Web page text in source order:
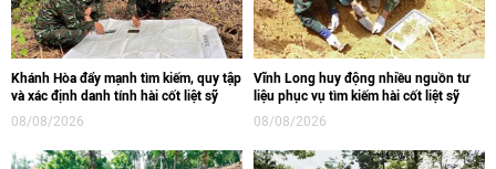
Khánh Hòa đẩy mạnh tìm kiếm, quy tập
và xác định danh tính hài cốt liệt sỹ
08/08/2026
Vĩnh Long huy động nhiều nguồn tư
liệu phục vụ tìm kiếm hài cốt liệt sỹ
08/08/2026